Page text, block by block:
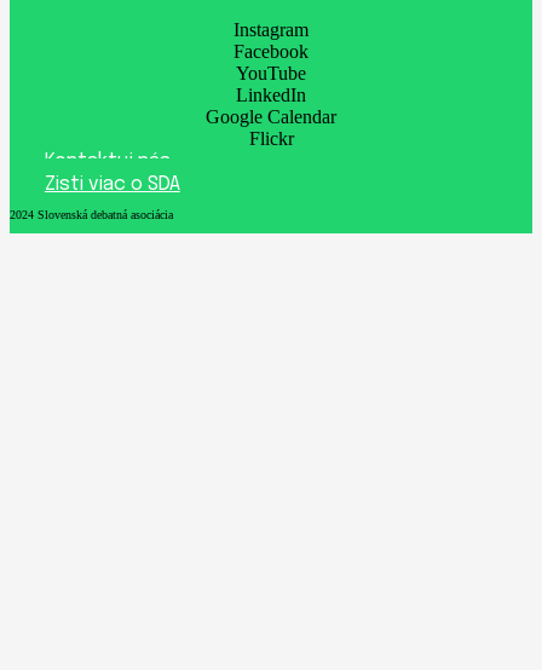
Instagram
Facebook
YouTube
LinkedIn
Google Calendar
Flickr
Kontaktuj nás
Zisti viac o SDA
2024 Slovenská debatná asociácia